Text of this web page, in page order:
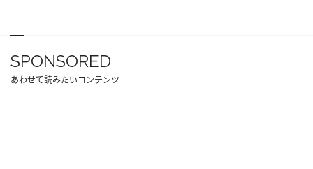
SPONSORED
あわせて読みたいコンテンツ